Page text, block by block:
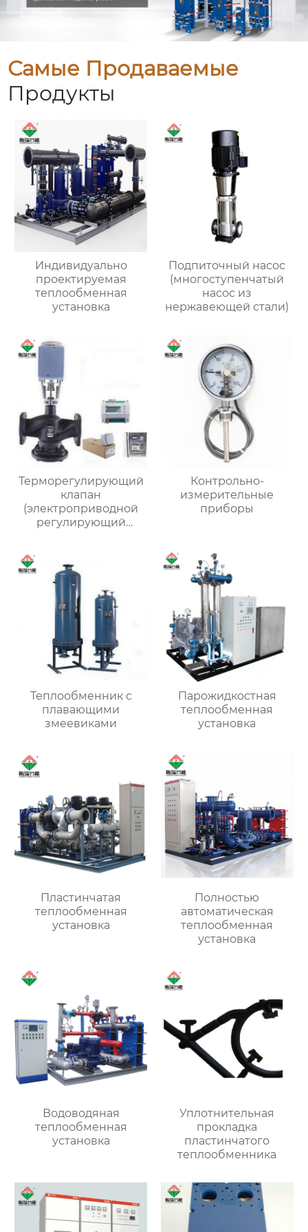
Самые Продаваемые
Продукты
Индивидуально
проектируемая
теплообменная
установка
Подпиточный насос
(многоступенчатый
насос из
нержавеющей стали)
Терморегулирующий
клапан
(электроприводной
регулирующий
Контрольно-
измерительные
приборы
Теплообменник с
плавающими
змеевиками
Парожидкостная
теплообменная
установка
Пластинчатая
теплообменная
установка
Полностью
автоматическая
теплообменная
установка
Водоводяная
теплообменная
установка
Уплотнительная
прокладка
пластинчатого
теплообменника